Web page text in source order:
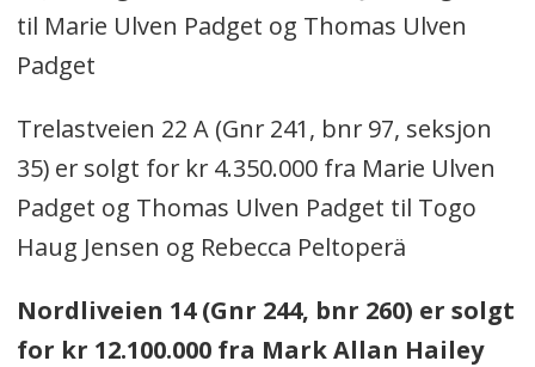
til Marie Ulven Padget og Thomas Ulven
Padget
Trelastveien 22 A (Gnr 241, bnr 97, seksjon
35) er solgt for kr 4.350.000 fra Marie Ulven
Padget og Thomas Ulven Padget til Togo
Haug Jensen og Rebecca Peltoperä
Nordliveien 14 (Gnr 244, bnr 260) er solgt
for kr 12.100.000 fra Mark Allan Hailey